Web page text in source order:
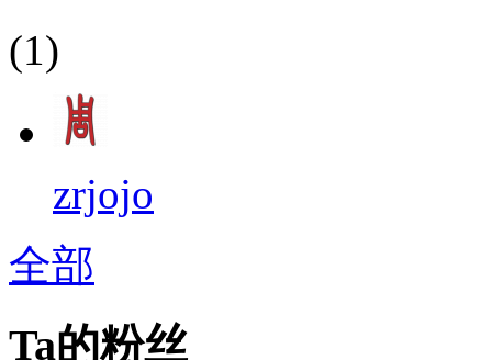
(1)
zrjojo
全部
Ta的粉丝